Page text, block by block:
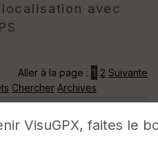
avec
Aller à la page : 1 2 Suivante
Chercher Archives
VisuGPX, faites le